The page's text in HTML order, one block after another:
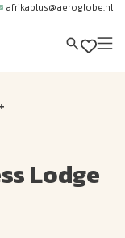
afrikaplus@aeroglobe.nl
Lodge